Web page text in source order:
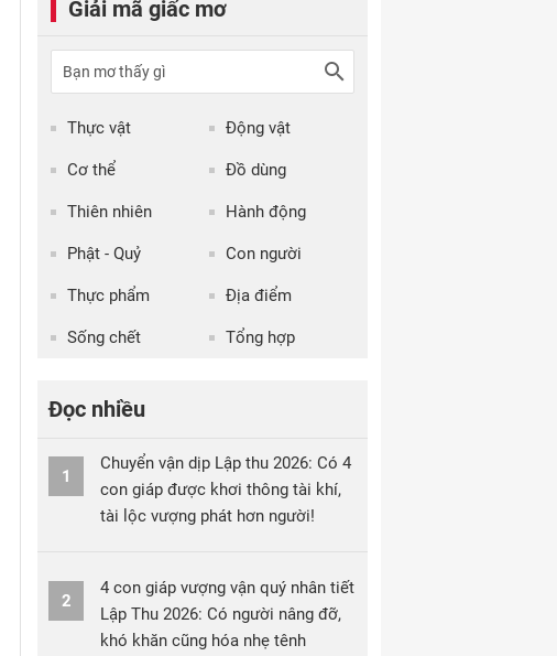
Giải mã giấc mơ
Thực vật Động vật
Cơ thể Đồ dùng
Thiên nhiên Hành động
Phật - Quỷ Con người
Thực phẩm Địa điểm
Sống chết Tổng hợp
Đọc nhiều
1
Chuyển vận dịp Lập thu 2026: Có 4
con giáp được khơi thông tài khí,
tài lộc vượng phát hơn người!
2
4 con giáp vượng vận quý nhân tiết
Lập Thu 2026: Có người nâng đỡ,
khó khăn cũng hóa nhẹ tênh